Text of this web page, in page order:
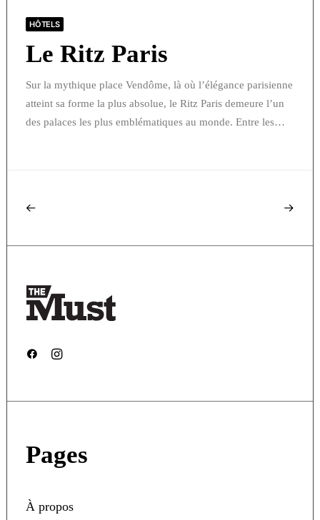
HÔTELS
Le Ritz Paris
Sur la mythique place Vendôme, là où l’élégance parisienne
atteint sa forme la plus absolue, le Ritz Paris demeure l’un
des palaces les plus emblématiques au monde. Entre les…
Pages
À propos